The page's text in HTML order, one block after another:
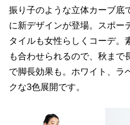
振り子のような立体カーブ底
に新デザインが登場。スポー
タイルも女性らしくコーデ。
も合わせられるので、秋まで
で脚長効果も。ホワイト、ラ
クな3色展開です。